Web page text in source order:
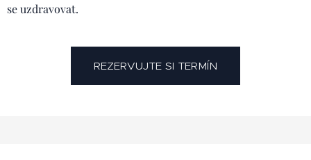
se uzdravovat.
REZERVUJTE SI TERMÍN